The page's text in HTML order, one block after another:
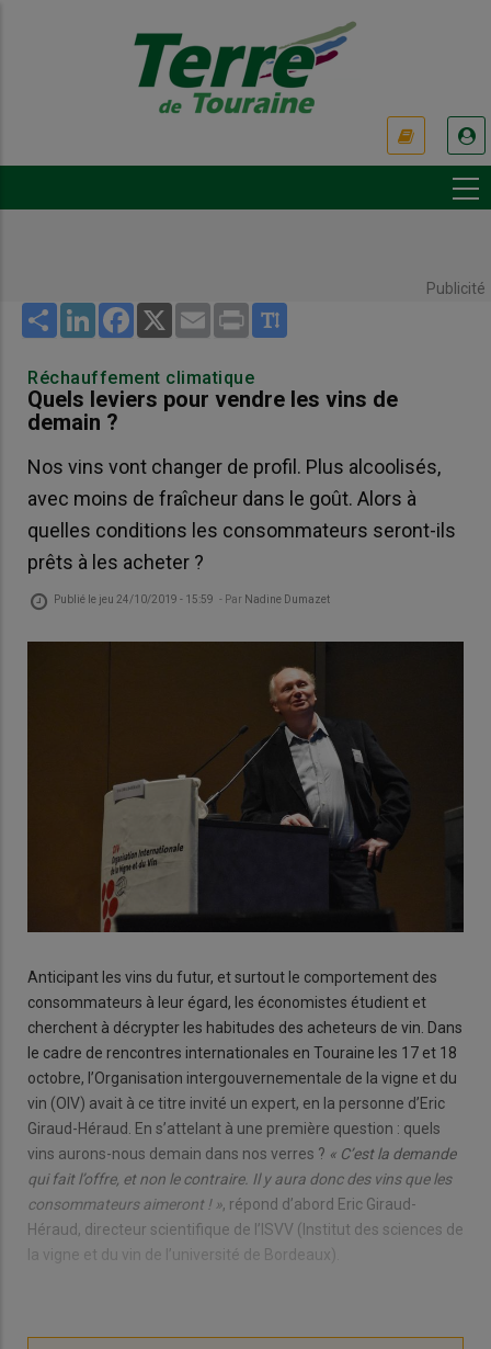
Publicité
Share LinkedInFacebook
X Email Print
Réchauffement climatique
Quels leviers pour vendre les vins de
demain ?
Nos vins vont changer de profil. Plus alcoolisés,
avec moins de fraîcheur dans le goût. Alors à
quelles conditions les consommateurs seront-ils
prêts à les acheter ?
Publié le jeu 24/10/2019 - 15:59 - Par Nadine Dumazet
Anticipant les vins du futur, et surtout le comportement des
consommateurs à leur égard, les économistes étudient et
cherchent à décrypter les habitudes des acheteurs de vin. Dans
le cadre de rencontres internationales en Touraine les 17 et 18
octobre, l’Organisation intergouvernementale de la vigne et du
vin (OIV) avait à ce titre invité un expert, en la personne d’Eric
Giraud-Héraud. En s’attelant à une première question : quels
vins aurons-nous demain dans nos verres ? « C’est la demande
qui fait l’offre, et non le contraire. Il y aura donc des vins que les
consommateurs aimeront ! », répond d’abord Eric Giraud-
Héraud, directeur scientifique de l’ISVV (Institut des sciences de
la vigne et du vin de l’université de Bordeaux).